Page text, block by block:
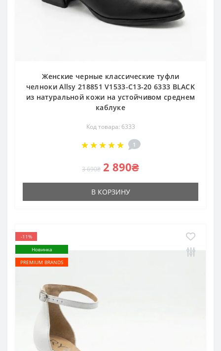
Женские черные классические туфли
челноки Allsy 218851 V1533-C13-20 6333 BLACK
из натуральной кожи на устойчивом среднем
каблуке
Код товара: 6333
1
3 690₴ 2 890₴
В КОРЗИНУ
-11%
Новинка
PREMIUM BRANDS